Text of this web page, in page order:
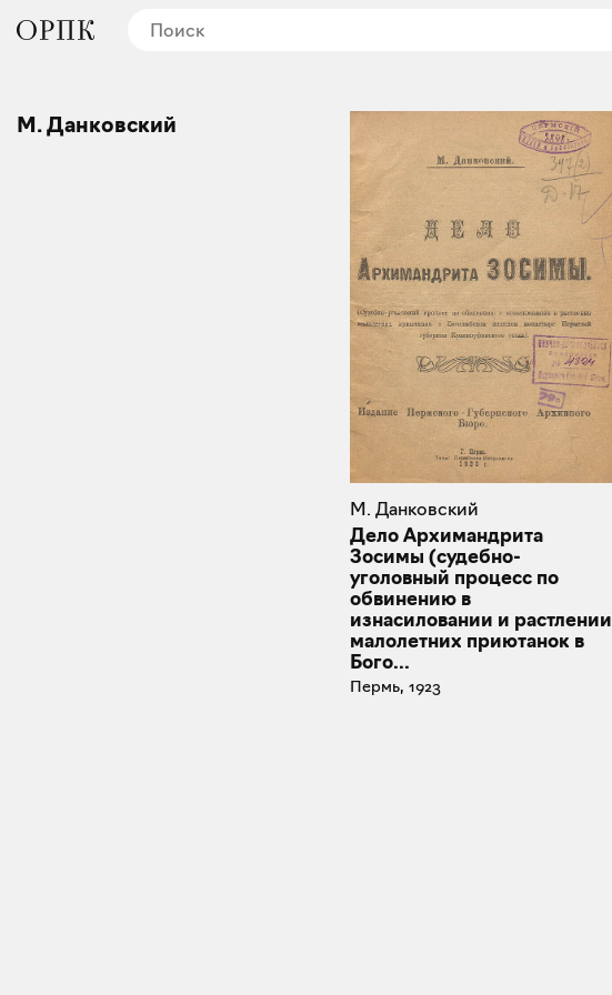
М. Данковский
М. Данковский
Дело Архимандрита
Зосимы (судебно-
уголовный процесс по
обвинению в
изнасиловании и растлении
малолетних приютанок в
Бого...
Пермь, 1923